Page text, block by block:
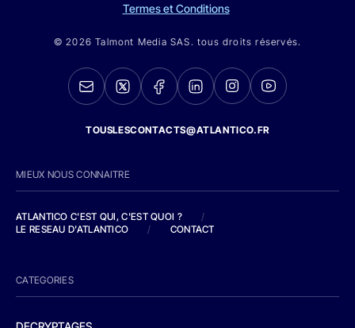
Termes et Conditions
© 2026 Talmont Media SAS. tous droits réservés.
TOUSLESCONTACTS@ATLANTICO.FR
MIEUX NOUS CONNAITRE
ATLANTICO C'EST QUI, C'EST QUOI ?
/
LE RESEAU D'ATLANTICO
/ CONTACT
CATEGORIES